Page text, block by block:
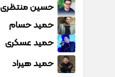
حسین منتظری
حمید حسام
حمید عسکری
حمید هیراد